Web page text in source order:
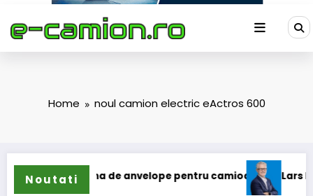
Home noul camion electric eActros 600
Noutati
gama de anvelope pentru camioane Lars